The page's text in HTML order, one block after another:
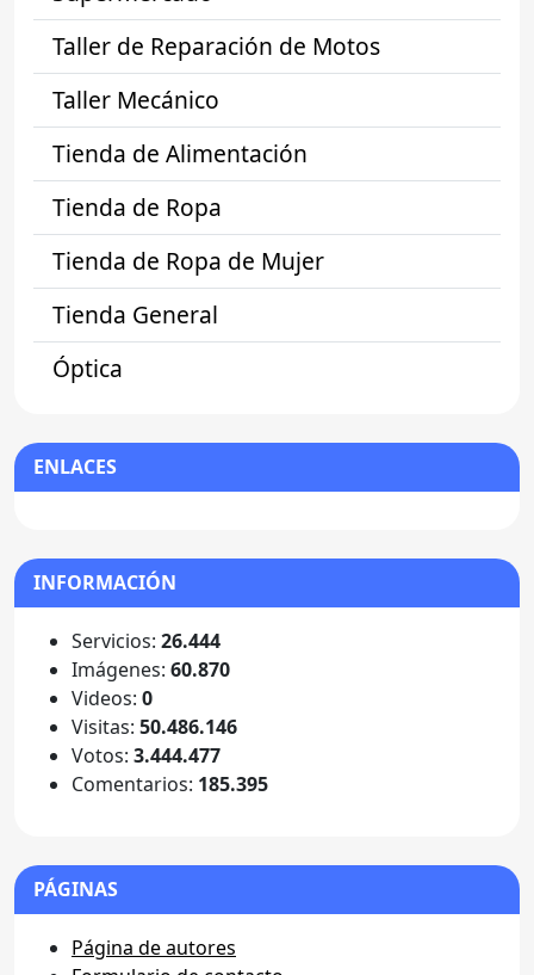
Taller de Reparación de Motos
Taller Mecánico
Tienda de Alimentación
Tienda de Ropa
Tienda de Ropa de Mujer
Tienda General
Óptica
ENLACES
INFORMACIÓN
Servicios: 26.444
Imágenes: 60.870
Videos: 0
Visitas: 50.486.146
Votos: 3.444.477
Comentarios: 185.395
PÁGINAS
Página de autores